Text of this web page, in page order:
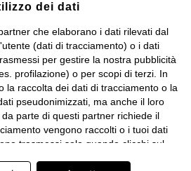
dei dati
che elaborano i dati rilevati dal
(dati di tracciamento) o i dati
per gestire la nostra pubblicità
profilazione) o per scopi di terzi. In
la raccolta dei dati di tracciamento o la
pseudonimizzati, ma anche il loro
parte di questi partner richiede il
vengono raccolti o i tuoi dati
trasmessi solo quando clicchi sul